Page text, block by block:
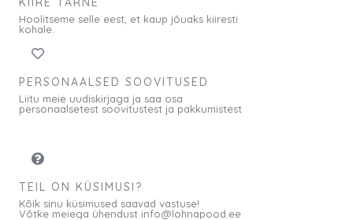
Hoolitseme selle eest, et kaup jõuaks kiiresti
kohale.
PERSONAALSED SOOVITUSED
Liitu meie uudiskirjaga ja saa osa
personaalsetest soovitustest ja pakkumistest
TEIL ON KÜSIMUSI?
Kõik sinu küsimused saavad vastuse!
Võtke meiega ühendust info@lohnapood.ee